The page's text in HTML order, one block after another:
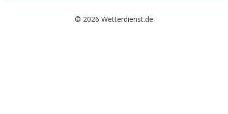
© 2026 Wetterdienst.de